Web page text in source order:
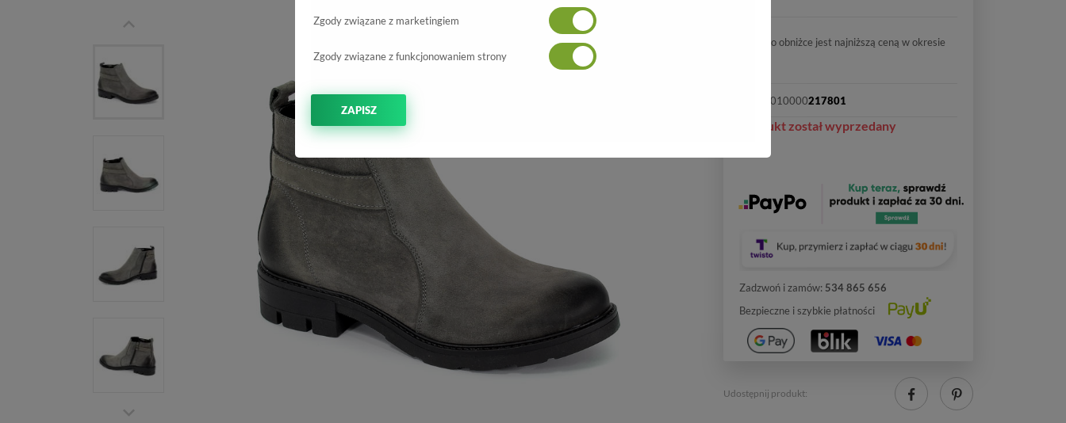
-70%
Cena po obniżce jest najniższą ceną w okresie
2010000217801
Produkt został wyprzedany
Zadzwoń i zamów: 534 865 656
Bezpieczne i szybkie płatności
Udostępnij produkt:
Zgody związane z marketingiem
Zgody związane z funkcjonowaniem strony
ZAPISZ